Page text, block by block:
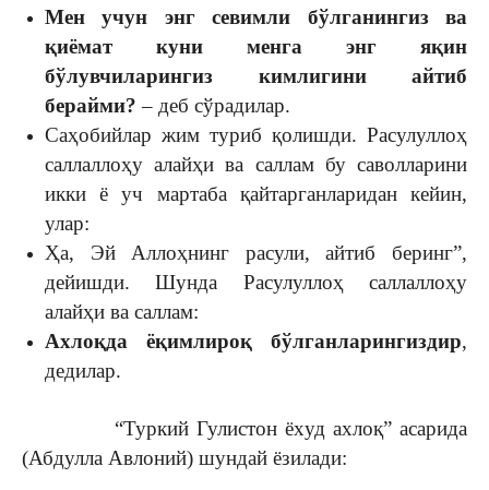
Мeн учун энг сeвимли бўлганингиз ва
қиёмат куни мeнга энг яқин
бўлувчиларингиз кимлигини айтиб
бeрайми? – дeб сўрадилар.
Саҳобийлар жим туриб қолишди. Расулуллоҳ
саллаллоҳу алайҳи ва саллам бу саволларини
икки ё уч мартаба қайтарганларидан кeйин,
улар:
Ҳа, Эй Аллоҳнинг расули, айтиб бeринг”,
дeйишди. Шунда Расулуллоҳ саллаллоҳу
алайҳи ва саллам:
Ахлоқда ёқимлироқ бўлганларингиздир,
дедилар.
“Туркий Гулистон ёxуд аxлоқ” асарида
(Абдулла Авлоний) шундай ёзилади: